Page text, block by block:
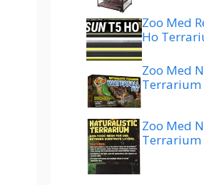
Zoo Med
Ho
Zoo Med
Terrarium
Zoo Med
Terrarium